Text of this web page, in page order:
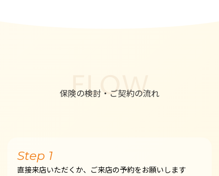
保険の検討・ご契約の流れ
FLOW
Step 1
直接来店いただくか、ご来店の予約をお願いします